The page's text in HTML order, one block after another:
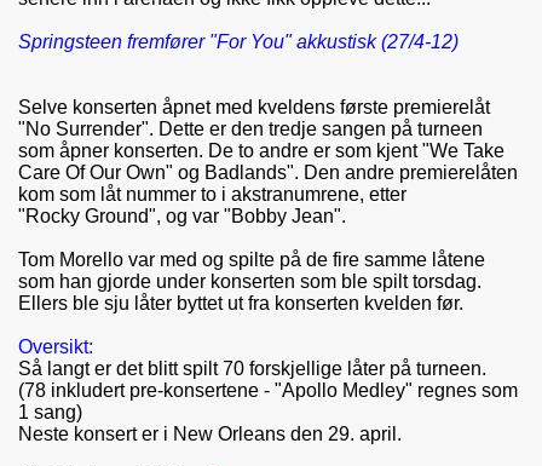
Springsteen fremfører "For You" akkustisk (27/4-12)
Selve konserten åpnet med kveldens første premierelåt
"No Surrender". Dette er den tredje sangen på turneen
som åpner konserten. De to andre er som kjent "We Take
Care Of Our Own" og Badlands". Den andre premierelåten
kom som låt nummer to i akstranumrene, etter
"Rocky Ground", og var "Bobby Jean".
Tom Morello var med og spilte på de fire samme låtene
som han gjorde under konserten som ble spilt torsdag.
Ellers ble sju låter byttet ut fra konserten kvelden før.
Oversikt:
Så langt er det blitt spilt 70 forskjellige låter på turneen.
(78 inkludert pre-konsertene - "Apollo Medley" regnes som
1 sang)
Neste konsert er i New Orleans den 29. april.